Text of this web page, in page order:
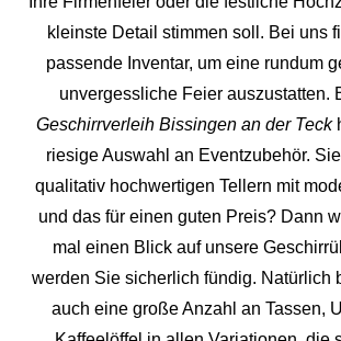
kleinste Detail stimmen soll. Bei uns
passende Inventar, um eine rundum
unvergessliche Feier auszustatten.
Geschirrverleih Bissingen an der Teck
riesige Auswahl an Eventzubehör.
qualitativ hochwertigen Tellern mit
und das für einen guten Preis? Dann
mal einen Blick auf unsere
werden Sie sicherlich fündig. Natürlich
auch eine große Anzahl an Tassen,